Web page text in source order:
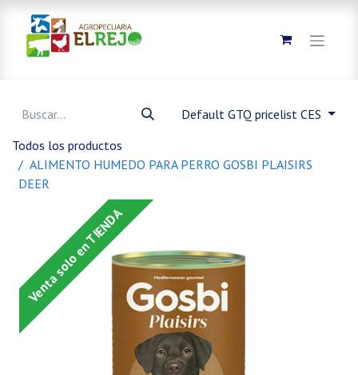
Default GTQ pricelist CES
Todos los productos
ALIMENTO HUMEDO PARA PERRO GOSBI PLAISIRS
DEER
Venta solo en TIENDA